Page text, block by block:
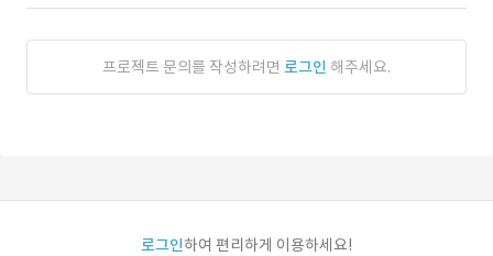
프로젝트 문의를 작성하려면 로그인 해주세요.
로그인하여 편리하게 이용하세요!